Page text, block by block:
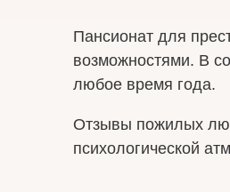
Пансионат для
возможностями. В
любое время года.
Отзывы пожилых
психологической